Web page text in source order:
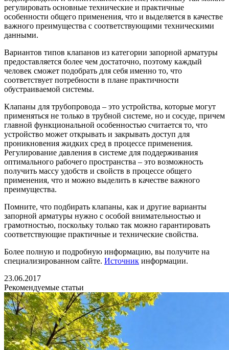
регулировать основные технические и практичные
особенности общего применения, что и выделяется в качестве
важного преимущества с соответствующими техническими
данными.
Вариантов типов клапанов из категории запорной арматуры
предоставляется более чем достаточно, поэтому каждый
человек сможет подобрать для себя именно то, что
соответствует потребности в плане практичности
обустраиваемой системы.
Клапаны для трубопровода – это устройства, которые могут
применяться не только в трубной системе, но и сосуде, причем
главной функциональной особенностью считается то, что
устройство может открывать и закрывать доступ для
проникновения жидких сред в процессе применения.
Регулирование давления в системе для поддерживания
оптимального рабочего пространства – это возможность
получить массу удобств и свойств в процессе общего
применения, что и можно выделить в качестве важного
преимущества.
Помните, что подбирать клапаны, как и другие варианты
запорной арматуры нужно с особой внимательностью и
грамотностью, поскольку только так можно гарантировать
соответствующие практичные и технические свойства.
Более полную и подробную информацию, вы получите на
специализированном сайте. Источник информации.
23.06.2017
Рекомендуемые статьи